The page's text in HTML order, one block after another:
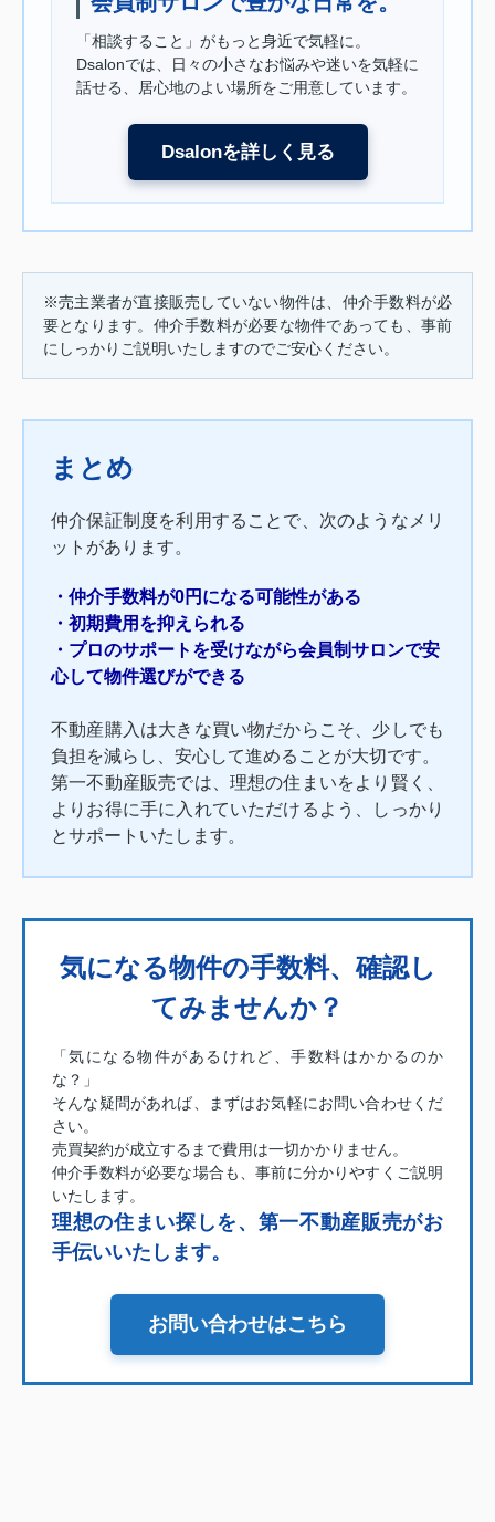
「相談すること」がもっと身近で気軽に。
Dsalonでは、日々の小さなお悩みや迷いを気軽に
話せる、居心地のよい場所をご用意しています。
Dsalonを詳しく見る
※売主業者が直接販売していない物件は、仲介手数料が必
要となります。仲介手数料が必要な物件であっても、事前
にしっかりご説明いたしますのでご安心ください。
まとめ
仲介保証制度を利用することで、次のようなメリ
ットがあります。
・仲介手数料が0円になる可能性がある
・初期費用を抑えられる
・プロのサポートを受けながら会員制サロンで安
心して物件選びができる
不動産購入は大きな買い物だからこそ、少しでも
負担を減らし、安心して進めることが大切です。
第一不動産販売では、理想の住まいをより賢く、
よりお得に手に入れていただけるよう、しっかり
とサポートいたします。
気になる物件の手数料、確認し
てみませんか？
「気になる物件があるけれど、手数料はかかるのか
な？」
そんな疑問があれば、まずはお気軽にお問い合わせくだ
さい。
売買契約が成立するまで費用は一切かかりません。
仲介手数料が必要な場合も、事前に分かりやすくご説明
いたします。
理想の住まい探しを、第一不動産販売がお
手伝いいたします。
お問い合わせはこちら